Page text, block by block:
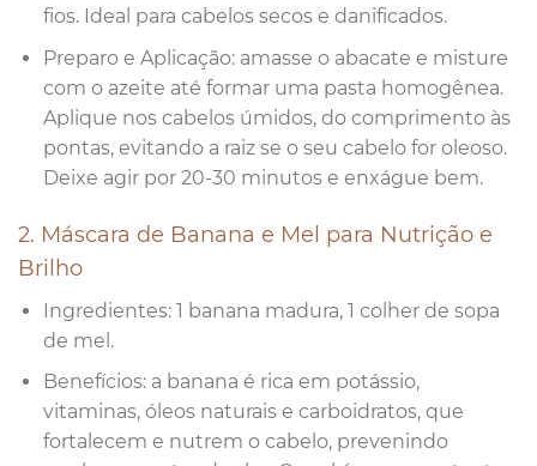
fios. Ideal para cabelos secos e danificados.
Preparo e Aplicação: amasse o abacate e misture
com o azeite até formar uma pasta homogênea.
Aplique nos cabelos úmidos, do comprimento às
pontas, evitando a raiz se o seu cabelo for oleoso.
Deixe agir por 20-30 minutos e enxágue bem.
2. Máscara de Banana e Mel para Nutrição e
Brilho
Ingredientes: 1 banana madura, 1 colher de sopa
de mel.
Benefícios: a banana é rica em potássio,
vitaminas, óleos naturais e carboidratos, que
fortalecem e nutrem o cabelo, prevenindo